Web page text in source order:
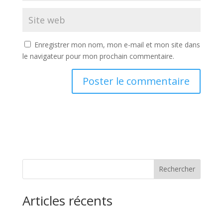
Enregistrer mon nom, mon e-mail et mon site dans
le navigateur pour mon prochain commentaire.
Rechercher
Articles récents